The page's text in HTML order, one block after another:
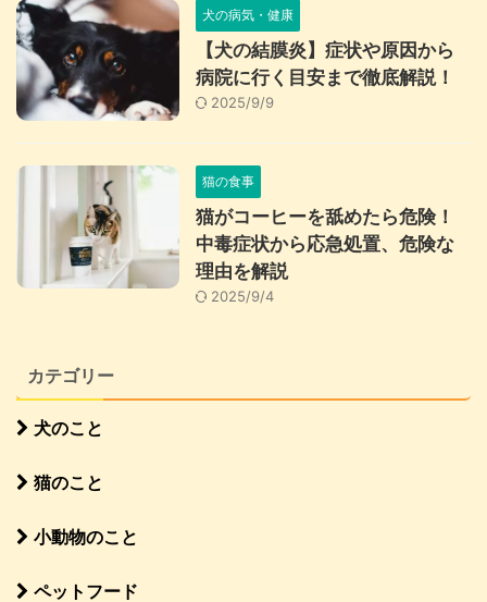
犬の病気・健康
【犬の結膜炎】症状や原因から
病院に行く目安まで徹底解説！
2025/9/9
猫の食事
猫がコーヒーを舐めたら危険！
中毒症状から応急処置、危険な
理由を解説
2025/9/4
カテゴリー
犬のこと
猫のこと
小動物のこと
ペットフード